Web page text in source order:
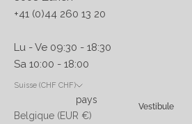
+41 (0)44 260 13 20
Lu - Ve 09:30 - 18:30
Sa 10:00 - 18:00
Suisse (CHF CHF)
pays
Belgique (EUR €)
Vestibule